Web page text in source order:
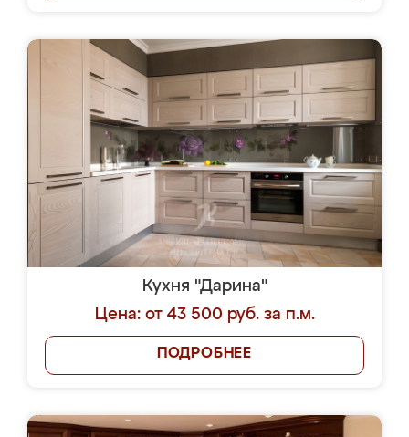
Кухня "Дарина"
Цена: от 43 500 руб. за п.м.
ПОДРОБНЕЕ